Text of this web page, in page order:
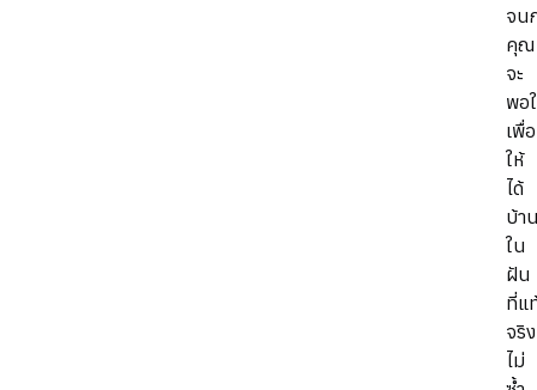
จน
คุณ
จะ
พอ
เพื่อ
ให้
ได้
บ้า
ใน
ฝัน
ที่แ
จริง
ไม่